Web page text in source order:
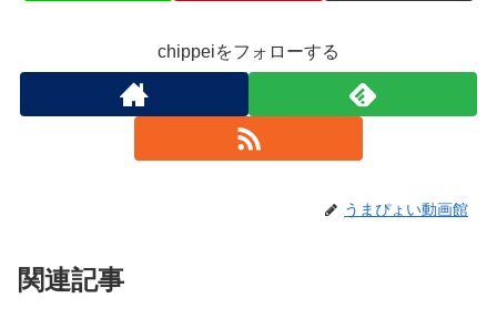
chippeiをフォローする
うまぴょい動画館
関連記事